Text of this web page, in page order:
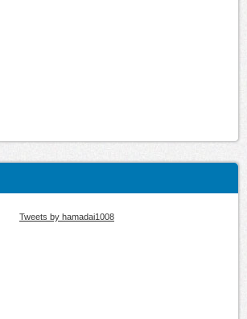
Tweets by hamadai1008